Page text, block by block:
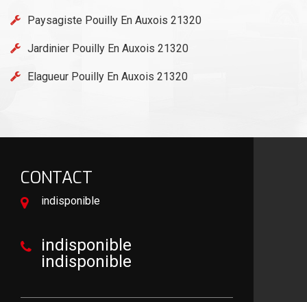
Paysagiste Pouilly En Auxois 21320
Jardinier Pouilly En Auxois 21320
Elagueur Pouilly En Auxois 21320
CONTACT
indisponible
indisponible
indisponible